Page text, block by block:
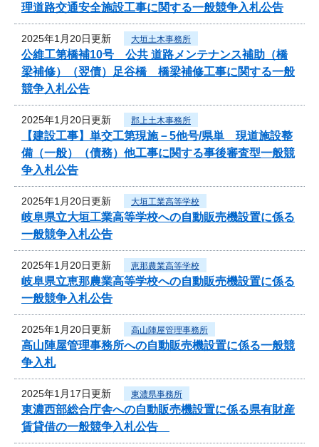
理道路交通安全施設工事に関する一般競争入札公告
2025年1月20日更新 大垣土木事務所
公維工第橋補10号 公共 道路メンテナンス補助（橋
梁補修）（翌債）足谷橋 橋梁補修工事に関する一般
競争入札公告
2025年1月20日更新 郡上土木事務所
【建設工事】単交工第現施－5他号/県単 現道施設整
備（一般）（債務）他工事に関する事後審査型一般競
争入札公告
2025年1月20日更新 大垣工業高等学校
岐阜県立大垣工業高等学校への自動販売機設置に係る
一般競争入札公告
2025年1月20日更新 恵那農業高等学校
岐阜県立恵那農業高等学校への自動販売機設置に係る
一般競争入札公告
2025年1月20日更新 高山陣屋管理事務所
高山陣屋管理事務所への自動販売機設置に係る一般競
争入札
2025年1月17日更新 東濃県事務所
東濃西部総合庁舎への自動販売機設置に係る県有財産
賃貸借の一般競争入札公告